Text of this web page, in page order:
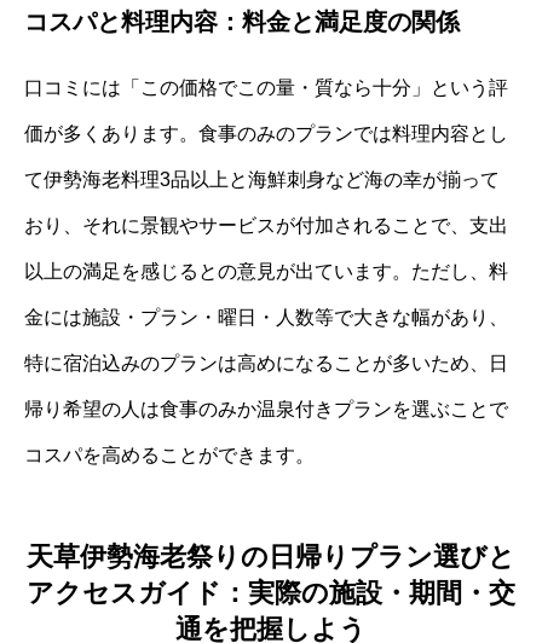
コスパと料理内容：料金と満足度の関係
口コミには「この価格でこの量・質なら十分」という評
価が多くあります。食事のみのプランでは料理内容とし
て伊勢海老料理3品以上と海鮮刺身など海の幸が揃って
おり、それに景観やサービスが付加されることで、支出
以上の満足を感じるとの意見が出ています。ただし、料
金には施設・プラン・曜日・人数等で大きな幅があり、
特に宿泊込みのプランは高めになることが多いため、日
帰り希望の人は食事のみか温泉付きプランを選ぶことで
コスパを高めることができます。
天草伊勢海老祭りの日帰りプラン選びと
アクセスガイド：実際の施設・期間・交
通を把握しよう